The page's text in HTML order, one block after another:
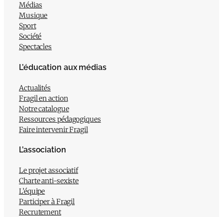
Médias
Musique
Sport
Société
Spectacles
L’éducation aux médias
Actualités
Fragil en action
Notre catalogue
Ressources pédagogiques
Faire intervenir Fragil
L’association
Le projet associatif
Charte anti-sexiste
L’équipe
Participer à Fragil
Recrutement